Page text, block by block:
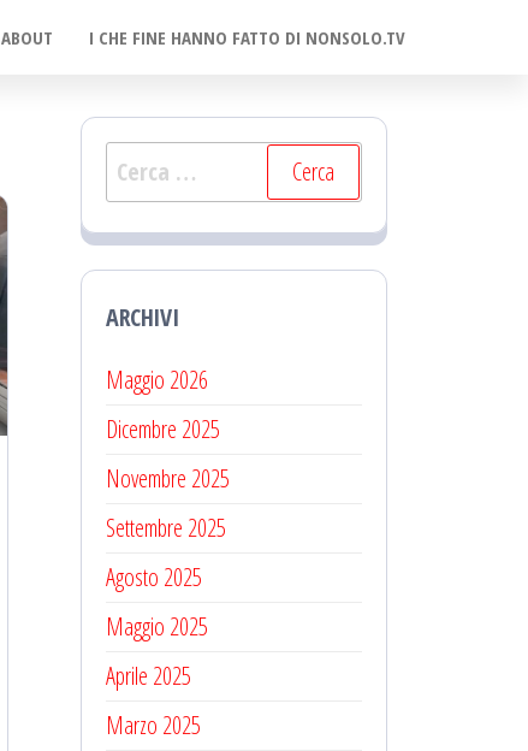
ABOUT I CHE FINE HANNO FATTO DI NONSOLO.TV
Ricerca
per:
ARCHIVI
Maggio 2026
Dicembre 2025
Novembre 2025
Settembre 2025
Agosto 2025
Maggio 2025
Aprile 2025
Marzo 2025